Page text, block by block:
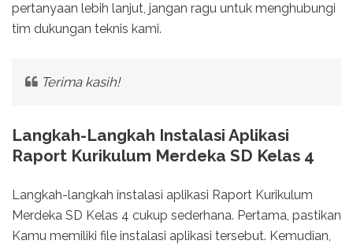
pertanyaan lebih lanjut, jangan ragu untuk menghubungi
tim dukungan teknis kami.
Terima kasih!
Langkah-Langkah Instalasi Aplikasi
Raport Kurikulum Merdeka SD Kelas 4
Langkah-langkah instalasi aplikasi Raport Kurikulum
Merdeka SD Kelas 4 cukup sederhana. Pertama, pastikan
Kamu memiliki file instalasi aplikasi tersebut. Kemudian,